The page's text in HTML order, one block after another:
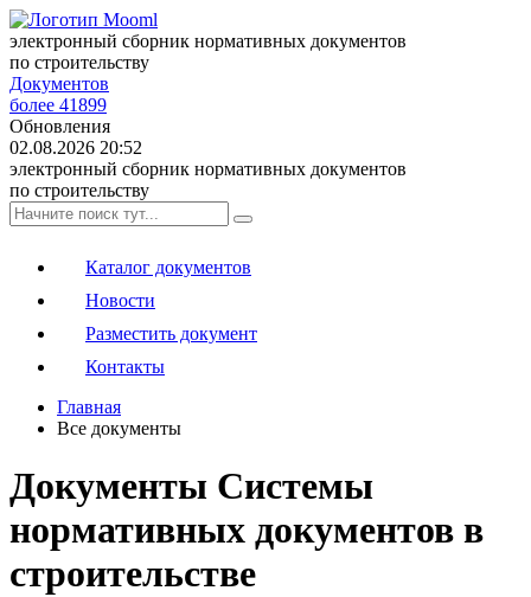
электронный сборник нормативных документов
по строительству
Документов
более 41899
Обновления
02.08.2026 20:52
электронный сборник нормативных документов
по строительству
Каталог документов
Новости
Разместить документ
Контакты
Главная
Все документы
Документы Системы
нормативных документов в
строительстве